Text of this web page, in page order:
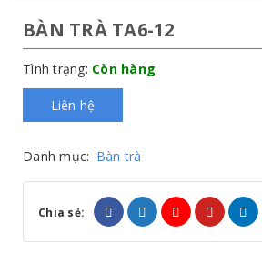
BÀN TRÀ TA6-12
Tình trạng: Còn hàng
Liên hệ
Danh mục: Bàn trà
Chia sẻ: